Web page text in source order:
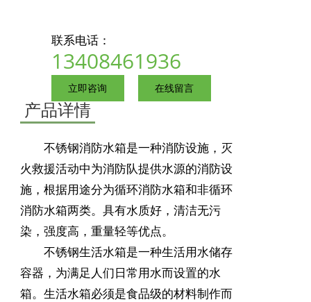
联系电话：
13408461936
立即咨询 在线留言
产品详情
不锈钢消防水箱是一种消防设施，灭
火救援活动中为消防队提供水源的消防设
施，根据用途分为循环消防水箱和非循环
消防水箱两类。具有水质好，清洁无污
染，强度高，重量轻等优点。
不锈钢生活水箱是一种生活用水储存
容器，为满足人们日常用水而设置的水
箱。生活水箱必须是食品级的材料制作而